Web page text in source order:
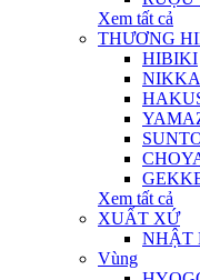
Xem tất cả
THƯƠNG
HIBIKI
NIKKA
Xem tất cả
XUẤT XỨ
NHẬT
Vùng